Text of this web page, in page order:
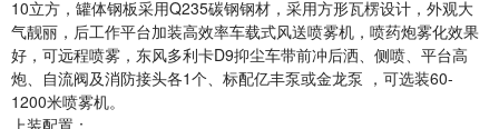
10立方，罐体钢板采用Q235碳钢钢材，采用方形瓦楞设计，外观大
气靓丽，后工作平台加装高效率车载式风送喷雾机，喷药炮雾化效果
好，可远程喷雾，东风多利卡D9抑尘车带前冲后洒、侧喷、平台高
炮、自流阀及消防接头各1个、标配亿丰泵或金龙泵 ，可选装60-
1200米喷雾机。
上装配置：